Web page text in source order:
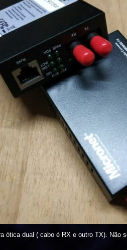
ótica dual ( cabo é RX e outro TX).